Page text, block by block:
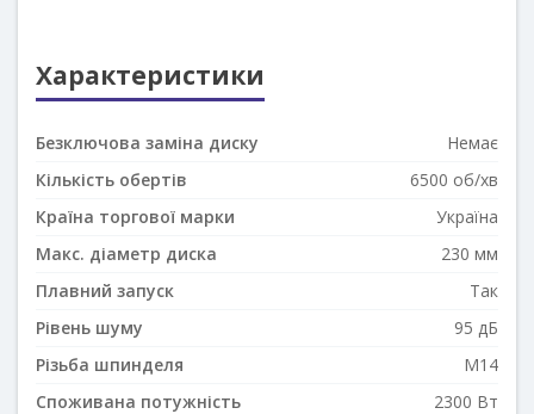
Характеристики
Безключова заміна диску
Немає
Кількість обертів
6500 об/хв
Країна торгової марки
Україна
Макс. діаметр диска
230 мм
Плавний запуск
Так
Рівень шуму
95 дБ
Різьба шпинделя
M14
Споживана потужність
2300 Вт